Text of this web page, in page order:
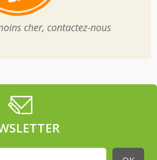
cher, contactez-nous